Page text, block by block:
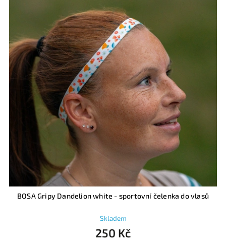
BOSA Gripy Dandelion white - sportovní čelenka do vlasů
Skladem
250 Kč